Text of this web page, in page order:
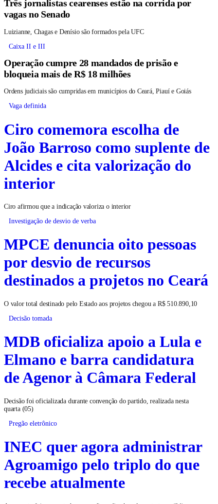
vagas no Senado
Luizianne, Chagas e Denísio são formados pela UFC
Caixa II e III
Operação cumpre 28 mandados de prisão e
bloqueia mais de R$ 18 milhões
Ordens judiciais são cumpridas em municípios do Ceará, Piauí e Goiás
Vaga definida
Ciro comemora escolha de
João Barroso como suplente de
Alcides e cita valorização do
interior
Ciro afirmou que a indicação valoriza o interior
Investigação de desvio de verba
MPCE denuncia oito pessoas
por desvio de recursos
destinados a projetos no Ceará
O valor total destinado pelo Estado aos projetos chegou a R$ 510.890,10
Decisão tomada
MDB oficializa apoio a Lula e
Elmano e barra candidatura
de Agenor à Câmara Federal
Decisão foi oficializada durante convenção do partido, realizada nesta
quarta (05)
Pregão eletrônico
INEC quer agora administrar
Agroamigo pelo triplo do que
recebe atualmente